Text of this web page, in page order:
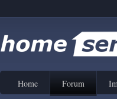
Home Forum